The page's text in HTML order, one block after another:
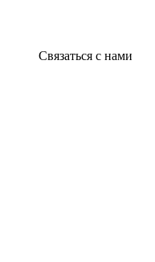
Связаться с нами